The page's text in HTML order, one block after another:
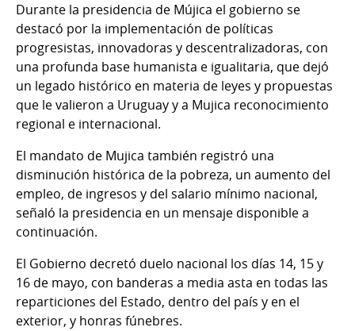
Durante la presidencia de Mújica el gobierno se
destacó por la implementación de políticas
progresistas, innovadoras y descentralizadoras, con
una profunda base humanista e igualitaria, que dejó
un legado histórico en materia de leyes y propuestas
que le valieron a Uruguay y a Mujica reconocimiento
regional e internacional.
El mandato de Mujica también registró una
disminución histórica de la pobreza, un aumento del
empleo, de ingresos y del salario mínimo nacional,
señaló la presidencia en un mensaje disponible a
continuación.
El Gobierno decretó duelo nacional los días 14, 15 y
16 de mayo, con banderas a media asta en todas las
reparticiones del Estado, dentro del país y en el
exterior, y honras fúnebres.